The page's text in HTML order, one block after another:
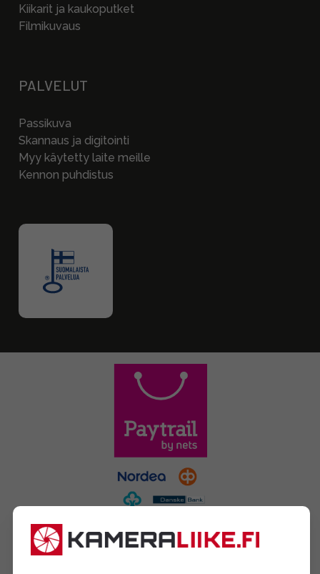
Kiikarit ja kaukoputket
Filmikuvaus
PALVELUT
Passikuva
Skannaus ja digitointi
Myy käytetty laite meille
Kennon puhdistus